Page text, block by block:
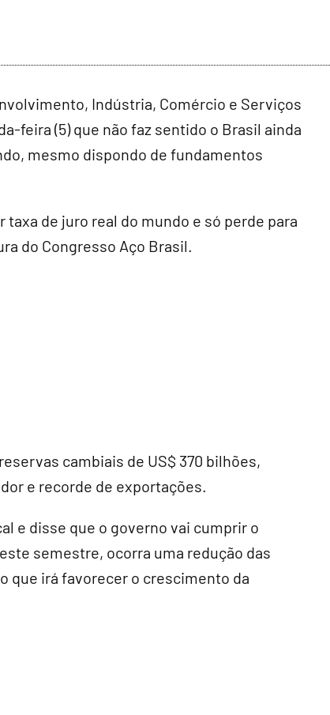
Indústria, Comércio e Serviços
feira (5) que não faz sentido o Brasil ainda
mesmo dispondo de fundamentos
de juro real do mundo e só perde para
do Congresso Aço Brasil.
cambiais de US$ 370 bilhões,
e recorde de exportações.
e disse que o governo vai cumprir o
semestre, ocorra uma redução das
que irá favorecer o crescimento da